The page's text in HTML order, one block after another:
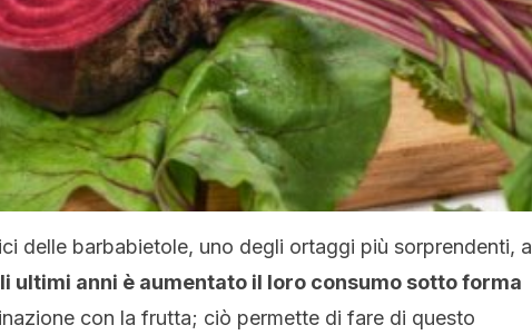
delle barbabietole, uno degli ortaggi più sorprendenti, a
ultimi anni è aumentato il loro consumo sotto forma
con la frutta; ciò permette di fare di questo